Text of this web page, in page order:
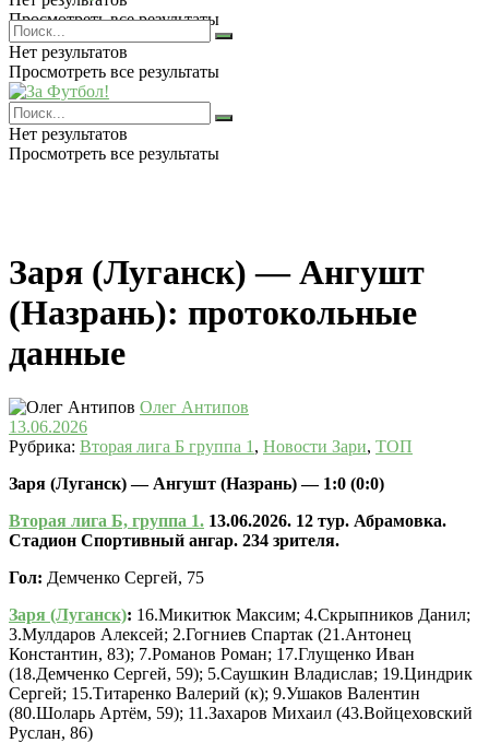
Просмотреть все результаты
Нет результатов
Просмотреть все результаты
Нет результатов
Просмотреть все результаты
Заря (Луганск) — Ангушт
(Назрань): протокольные
данные
Олег Антипов
13.06.2026
Рубрика: Вторая лига Б группа 1 , Новости Зари, ТОП
Заря (Луганск) — Ангушт (Назрань) — 1:0 (0:0)
Вторая лига Б, группа 1. 13.06.2026. 12 тур. Абрамовка.
Стадион Спортивный ангар. 234 зрителя.
Гол: Демченко Сергей, 75
Заря (Луганск): 16.Микитюк Максим; 4.Скрыпников Данил;
3.Мулдаров Алексей; 2.Гогниев Спартак (21.Антонец
Константин, 83); 7.Романов Роман; 17.Глущенко Иван
(18.Демченко Сергей, 59); 5.Саушкин Владислав; 19.Циндрик
Сергей; 15.Титаренко Валерий (к); 9.Ушаков Валентин
(80.Шоларь Артём, 59); 11.Захаров Михаил (43.Войцеховский
Руслан, 86)